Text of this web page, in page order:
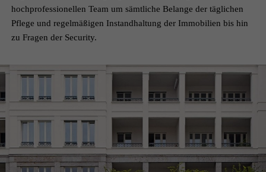
hochprofessionellen Team um sämtliche Belange der täglichen
Pflege und regelmäßigen Instandhaltung der Immobilien bis hin
zu Fragen der Security.